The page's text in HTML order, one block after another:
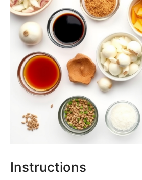
Instructions